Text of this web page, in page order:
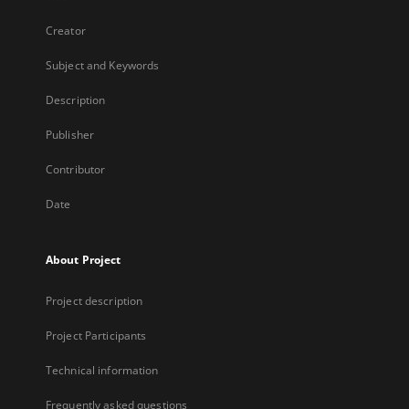
Creator
Subject and Keywords
Description
Publisher
Contributor
Date
About Project
Project description
Project Participants
Technical information
Frequently asked questions